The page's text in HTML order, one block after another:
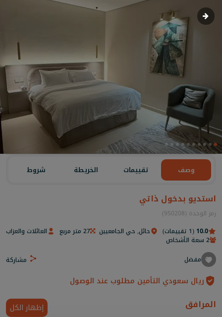
وصف تقييمات الخريطة شروط
استديو بدخول ذاتي
رمز الوحدة (950208)
10.0 (1 تقييمات) حائل, حي الجامعيين 27 متر مربع
العائلات والعزاب
2 سعة الأشخاص
مفضل
مشاركة
ريال سعودي التأمين مطلوب عند الوصول
المرافق إظهار الكل